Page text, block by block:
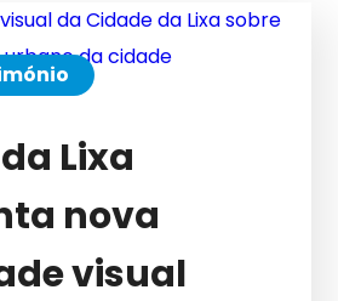
Lixa
nova
visual